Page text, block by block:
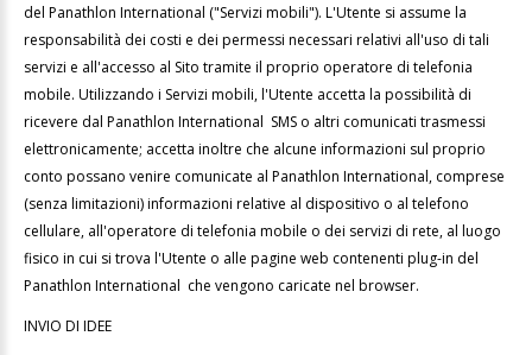
del Panathlon International ("Servizi mobili"). L'Utente si assume la
responsabilità dei costi e dei permessi necessari relativi all'uso di tali
servizi e all'accesso al Sito tramite il proprio operatore di telefonia
mobile. Utilizzando i Servizi mobili, l'Utente accetta la possibilità di
ricevere dal Panathlon International SMS o altri comunicati trasmessi
elettronicamente; accetta inoltre che alcune informazioni sul proprio
conto possano venire comunicate al Panathlon International, comprese
(senza limitazioni) informazioni relative al dispositivo o al telefono
cellulare, all'operatore di telefonia mobile o dei servizi di rete, al luogo
fisico in cui si trova l'Utente o alle pagine web contenenti plug-in del
Panathlon International che vengono caricate nel browser.
INVIO DI IDEE